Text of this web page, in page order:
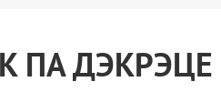
ПА